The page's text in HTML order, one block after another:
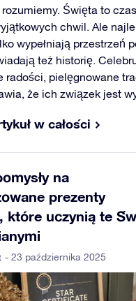
Święta to
chwil. Ale
wypełniają przestrzeń
też historię.
radości, pielęgnowane
że ich związek jest
w całości
na
prezenty
które uczynią te
- 23 października 2025